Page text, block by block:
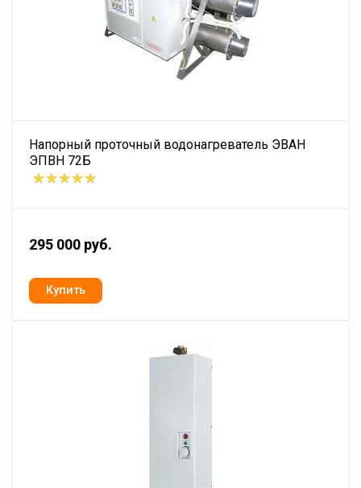
Напорный проточный водонагреватель ЭВАН
ЭПВН 72Б
295 000 руб.